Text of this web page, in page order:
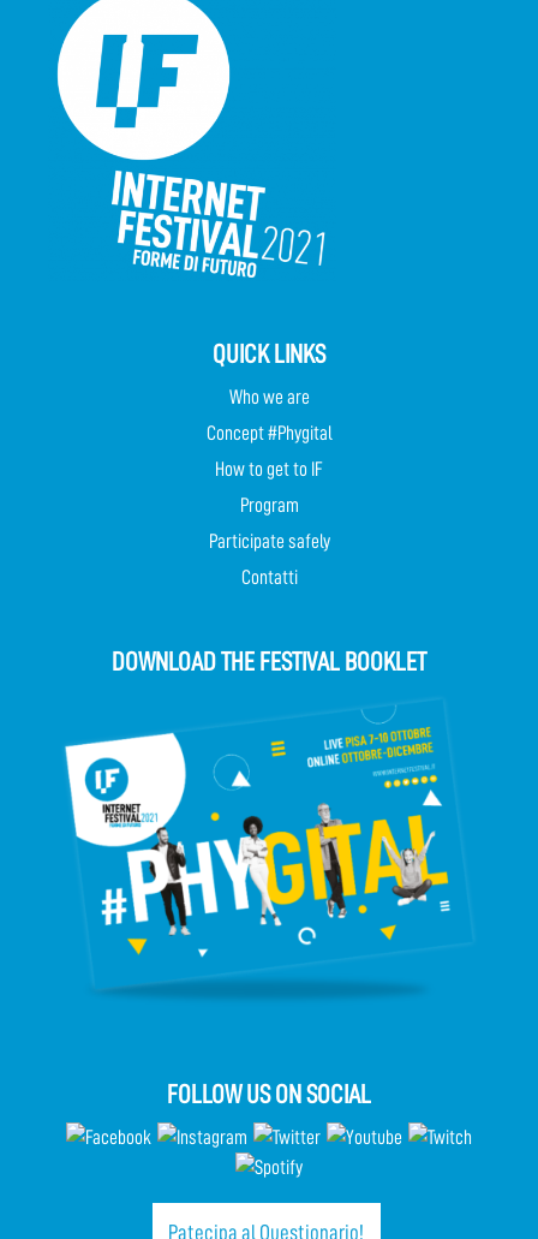
QUICK LINKS
Who we are
Concept #Phygital
How to get to IF
Program
Participate safely
Contatti
DOWNLOAD THE FESTIVAL BOOKLET
FOLLOW US ON SOCIAL
Patecipa al Questionario!